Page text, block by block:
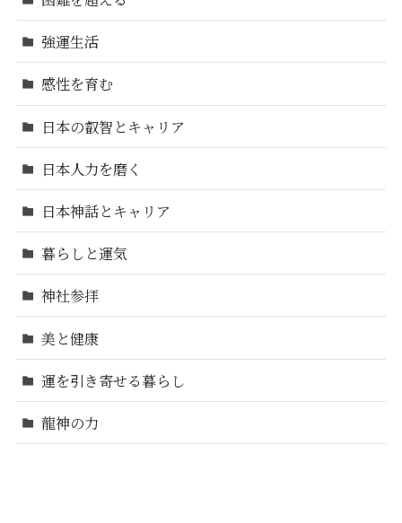
強運生活
感性を育む
日本の叡智とキャリア
日本人力を磨く
日本神話とキャリア
暮らしと運気
神社参拝
美と健康
運を引き寄せる暮らし
龍神の力